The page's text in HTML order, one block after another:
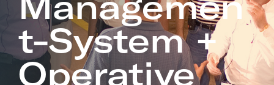
t-System +
Operative